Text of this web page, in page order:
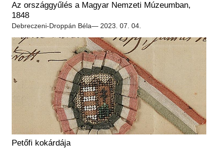
Az országgyűlés a Magyar Nemzeti Múzeumban,
1848
Debreczeni-Droppán Béla— 2023. 07. 04.
Petőfi kokárdája